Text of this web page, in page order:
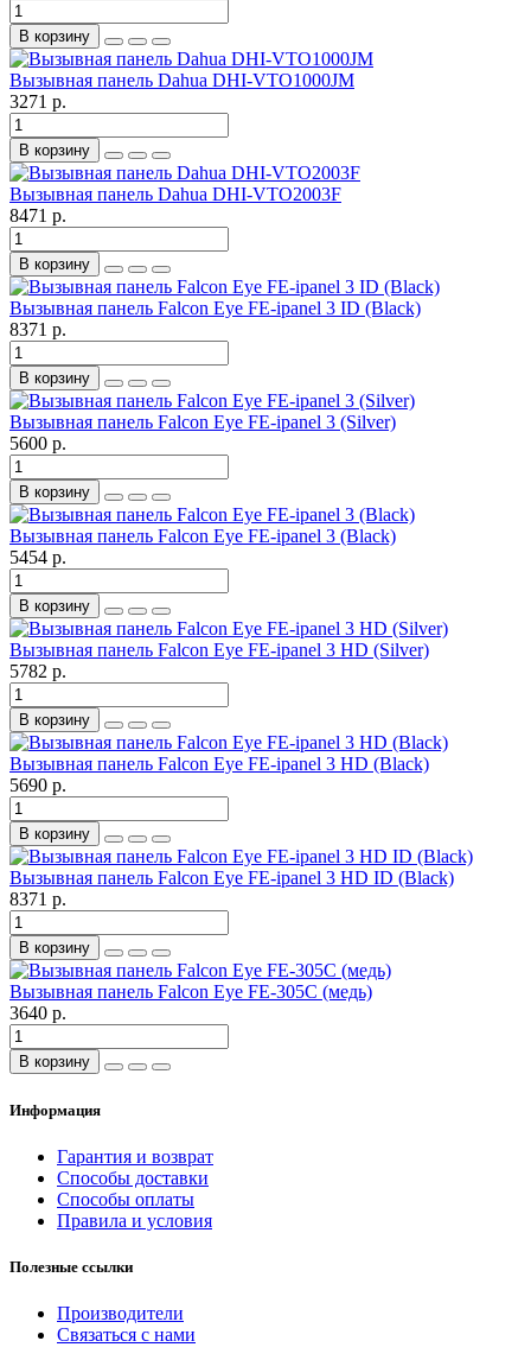
В корзину
Вызывная панель Dahua DHI-VTO1000JM
3271 р.
В корзину
Вызывная панель Dahua DHI-VTO2003F
8471 р.
В корзину
Вызывная панель Falcon Eye FE-ipanel 3 ID (Black)
8371 р.
В корзину
Вызывная панель Falcon Eye FE-ipanel 3 (Silver)
5600 р.
В корзину
Вызывная панель Falcon Eye FE-ipanel 3 (Black)
5454 р.
В корзину
Вызывная панель Falcon Eye FE-ipanel 3 HD (Silver)
5782 р.
В корзину
Вызывная панель Falcon Eye FE-ipanel 3 HD (Black)
5690 р.
В корзину
Вызывная панель Falcon Eye FE-ipanel 3 HD ID (Black)
8371 р.
В корзину
Вызывная панель Falcon Eye FE-305C (медь)
3640 р.
В корзину
Информация
Гарантия и возврат
Способы доставки
Способы оплаты
Правила и условия
Полезные ссылки
Производители
Связаться с нами